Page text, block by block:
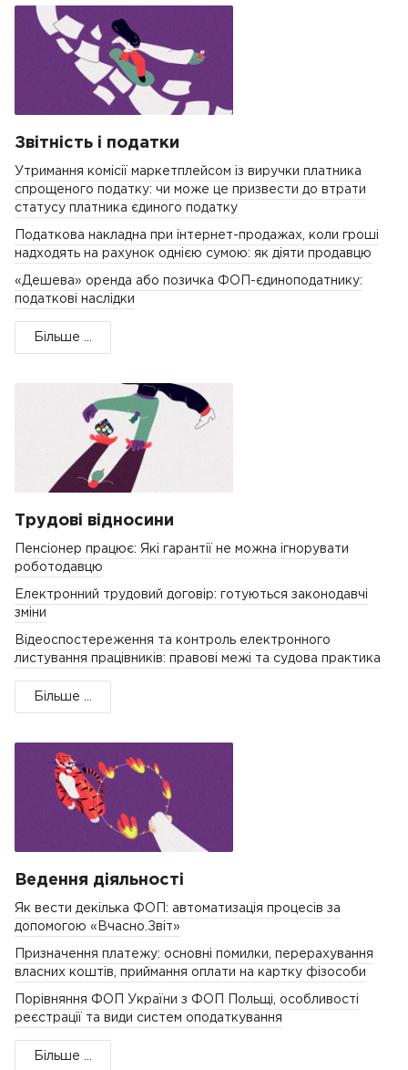
Звітність і податки
Утримання комісії маркетплейсом із виручки платника
спрощеного податку: чи може це призвести до втрати
статусу платника єдиного податку
Податкова накладна при інтернет-продажах, коли гроші
надходять на рахунок однією сумою: як діяти продавцю
«Дешева» оренда або позичка ФОП-єдиноподатнику:
податкові наслідки
Більше ...
Трудові відносини
Пенсіонер працює: Які гарантії не можна ігнорувати
роботодавцю
Електронний трудовий договір: готуються законодавчі
зміни
Відеоспостереження та контроль електронного
листування працівників: правові межі та судова практика
Більше ...
Ведення діяльності
Як вести декілька ФОП: автоматизація процесів за
допомогою «Вчасно.Звіт»
Призначення платежу: основні помилки, перерахування
власних коштів, приймання оплати на картку фізособи
Порівняння ФОП України з ФОП Польщі, особливості
реєстрації та види систем оподаткування
Більше ...